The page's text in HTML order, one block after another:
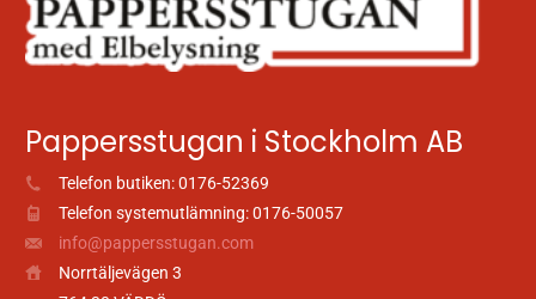
Pappersstugan i Stockholm AB
Telefon butiken: 0176-52369
Telefon systemutlämning: 0176-50057
info@pappersstugan.com
Norrtäljevägen 3